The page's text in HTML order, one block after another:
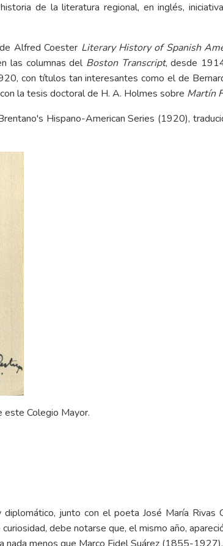
de la literatura regional, en inglés,
Alfred Coester Literary History of Spanish
las columnas del Boston Transcript, desde
con títulos tan interesantes como el de
la tesis doctoral de H. A. Holmes sobre Martín
Hispano-American Series (1920),
este Colegio Mayor.
junto con el poeta José María
debe notarse que, el mismo año,